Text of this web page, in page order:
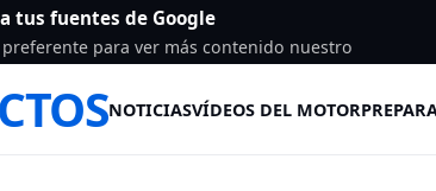
tus fuentes de Google
para ver más contenido nuestro
NOTICIASVÍDEOS DEL MOTOR